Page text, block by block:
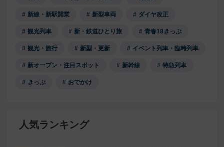
新線・新駅開業 新型車両 ダイヤ改正
観光列車 新・鉄道ひとり旅 青春18きっぷ
観光・旅行 新型・更新 イベント列車・臨時列車
新オープン・注目スポット 新幹線 特急列車
きっぷ おでかけ
人気ランキング